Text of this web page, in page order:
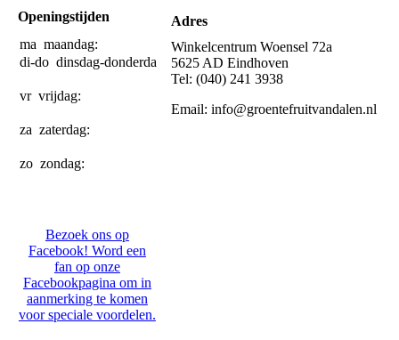
Openingstijden
ma maandag:
Gesloten
di-do dinsdag-donderdag:10:00-
18:00
vr vrijdag:
18:00
za zaterdag:
zo zondag:
Adres
Winkelcentrum Woensel 72a
5625 AD Eindhoven
Tel: (040) 241 3938
Email: info@groentefruitvandalen.nl
Bezoek ons op
Facebook! Word een
fan op onze
Facebookpagina om in
aanmerking te komen
voor speciale voordelen.